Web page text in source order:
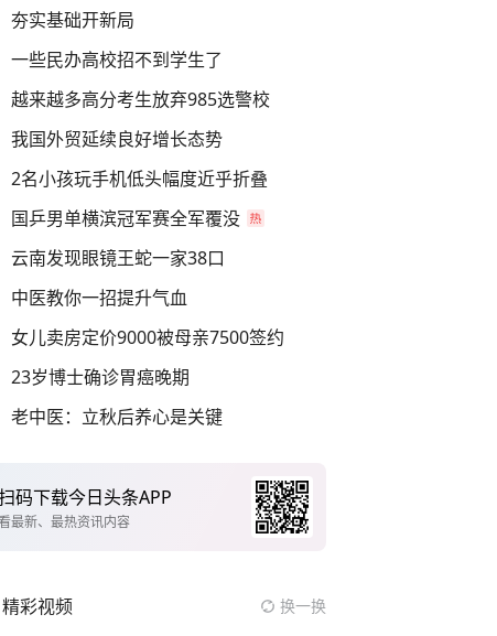
夯实基础开新局
一些民办高校招不到学生了
越来越多高分考生放弃985选警校
我国外贸延续良好增长态势
2名小孩玩手机低头幅度近乎折叠
国乒男单横滨冠军赛全军覆没
云南发现眼镜王蛇一家38口
中医教你一招提升气血
女儿卖房定价9000被母亲7500签约
23岁博士确诊胃癌晚期
老中医：立秋后养心是关键
码下载今日头条APP
最新、最热资讯内容
精彩视频 换一换